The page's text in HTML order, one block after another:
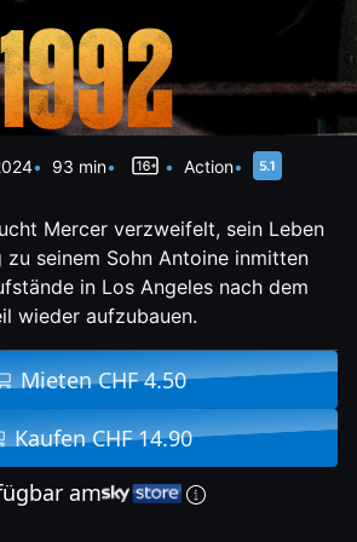
93 min Action
Mercer verzweifelt, sein Leben
zu seinem Sohn Antoine inmitten
in Los Angeles nach dem
wieder aufzubauen.
Mieten CHF 4.50
Kaufen CHF 14.90
am